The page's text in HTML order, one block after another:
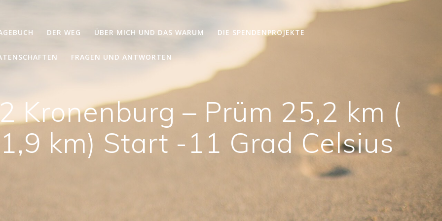
DER WEG ÜBER MICH UND DAS WARUM DIE SPENDENPROJEKTE
FRAGEN UND ANTWORTEN
Kronenburg – Prüm 25,2 km (
km) Start -11 Grad Celsius